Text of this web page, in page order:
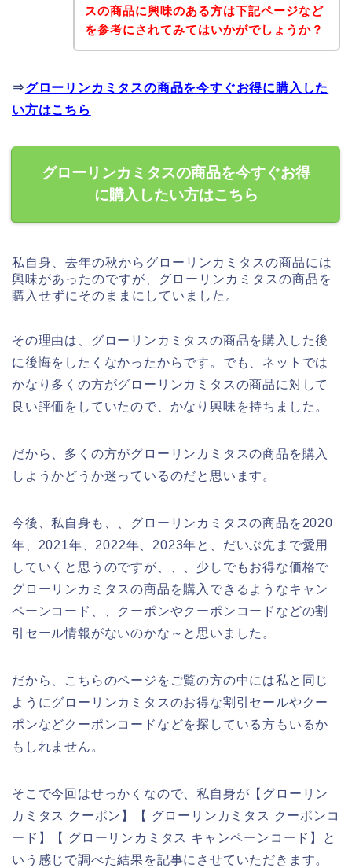
スの商品に興味のある方は下記ページなど
を参考にされてみてはいかがでしょうか？
⇒グローリンカミタスの商品を今すぐお得に購入した
い方はこちら
グローリンカミタスの商品を今すぐお得
に購入したい方はこちら
私自身、去年の秋からグローリンカミタスの商品には
興味があったのですが、グローリンカミタスの商品を
購入せずにそのままにしていました。
その理由は、グローリンカミタスの商品を購入した後
に後悔をしたくなかったからです。でも、ネットでは
かなり多くの方がグローリンカミタスの商品に対して
良い評価をしていたので、かなり興味を持ちました。
だから、多くの方がグローリンカミタスの商品を購入
しようかどうか迷っているのだと思います。
今後、私自身も、、グローリンカミタスの商品を2020
年、2021年、2022年、2023年と、だいぶ先まで愛用
していくと思うのですが、、、少しでもお得な価格で
グローリンカミタスの商品を購入できるようなキャン
ペーンコード、、クーポンやクーポンコードなどの割
引セール情報がないのかな～と思いました。
だから、こちらのページをご覧の方の中には私と同じ
ようにグローリンカミタスのお得な割引セールやクー
ポンなどクーポンコードなどを探している方もいるか
もしれません。
そこで今回はせっかくなので、私自身が【グローリン
カミタス クーポン】【 グローリンカミタス クーポンコ
ード】【 グローリンカミタス キャンペーンコード】と
いう感じで調べた結果を記事にさせていただきます。